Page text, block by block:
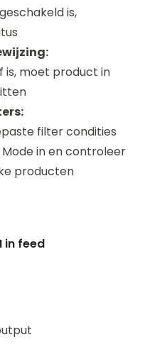
is,
moet product in
filter condities
in en controleer
producten
in feed